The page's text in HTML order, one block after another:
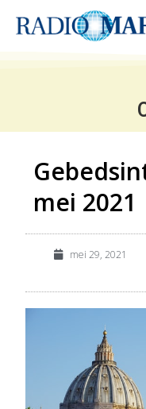
mei 2021
mei 29, 2021